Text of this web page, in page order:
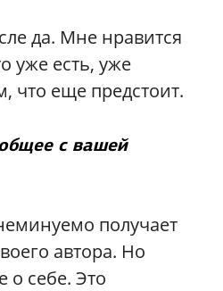
да. Мне нравится
уже есть, уже
что еще предстоит.
с вашей
получает
автора. Но
о себе. Это